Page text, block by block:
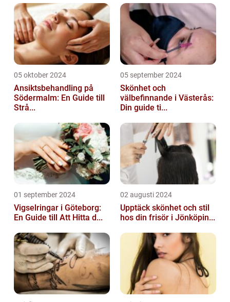
05 oktober 2024
Ansiktsbehandling på
Södermalm: En Guide till
Strå...
05 september 2024
Skönhet och
välbefinnande i Västerås:
Din guide ti...
01 september 2024
Vigselringar i Göteborg:
En Guide till Att Hitta d...
02 augusti 2024
Upptäck skönhet och stil
hos din frisör i Jönköpin...